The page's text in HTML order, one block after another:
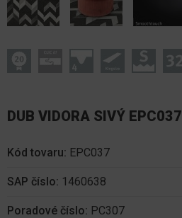
DUB VIDORA SIVÝ EPC037
Kód tovaru: EPC037
SAP číslo: 1460638
Poradové číslo: PC307